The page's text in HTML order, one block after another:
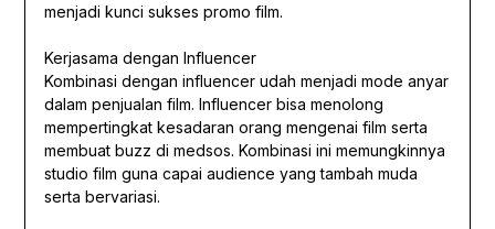
menjadi kunci sukses promo film.
Kerjasama dengan Influencer
Kombinasi dengan influencer udah menjadi mode anyar
dalam penjualan film. Influencer bisa menolong
mempertingkat kesadaran orang mengenai film serta
membuat buzz di medsos. Kombinasi ini memungkinnya
studio film guna capai audience yang tambah muda
serta bervariasi.